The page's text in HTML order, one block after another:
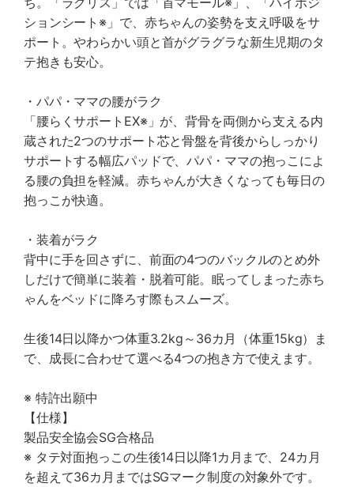
ションシート※」で、赤ちゃんの姿勢を支え呼吸をサ
ポート。やわらかい頭と首がグラグラな新生児期のタ
テ抱きも安心。
・パパ・ママの腰がラク
「腰らくサポートEX※」が、背骨を両側から支える内
蔵された2つのサポート芯と骨盤を背後からしっかり
サポートする幅広パッドで、パパ・ママの抱っこによ
る腰の負担を軽減。赤ちゃんが大きくなっても毎日の
抱っこが快適。
・装着がラク
背中に手を回さずに、前面の4つのバックルのとめ外
しだけで簡単に装着・脱着可能。眠ってしまった赤ち
ゃんをベッドに降ろす際もスムーズ。
生後14日以降かつ体重3.2kg～36カ月（体重15kg）ま
で、成長に合わせて選べる4つの抱き方で使えます。
※ 特許出願中
【仕様】
製品安全協会SG合格品
※ タテ対面抱っこの生後14日以降1カ月まで、24カ月
を超えて36カ月まではSGマーク制度の対象外です。